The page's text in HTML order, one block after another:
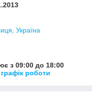
Україна
з 09:00 до 18:00
роботи